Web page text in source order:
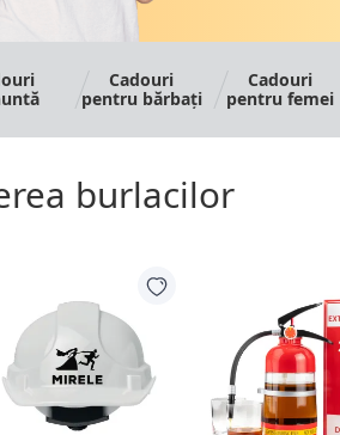
Cadouri
pentru bărbați
Cadouri
pentru femei
burlacilor